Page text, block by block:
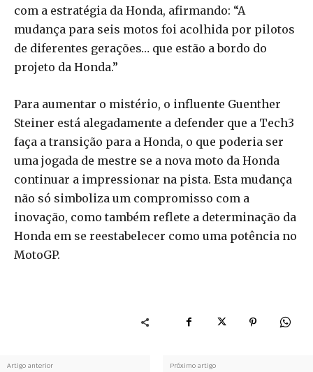
com a estratégia da Honda, afirmando: “A
mudança para seis motos foi acolhida por pilotos
de diferentes gerações… que estão a bordo do
projeto da Honda.”
Para aumentar o mistério, o influente Guenther
Steiner está alegadamente a defender que a Tech3
faça a transição para a Honda, o que poderia ser
uma jogada de mestre se a nova moto da Honda
continuar a impressionar na pista. Esta mudança
não só simboliza um compromisso com a
inovação, como também reflete a determinação da
Honda em se reestabelecer como uma potência no
MotoGP.
Artigo anterior Próximo artigo